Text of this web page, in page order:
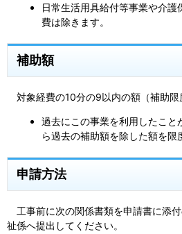
日常生活用具給付等事業や介
費は除きます。
補助額
対象経費の10分の9以内の額（補助限
過去にこの事業を利用したこ
ら過去の補助額を除した額を限
申請方法
工事前に次の関係書類を申請書に添
祉係へ提出してください。